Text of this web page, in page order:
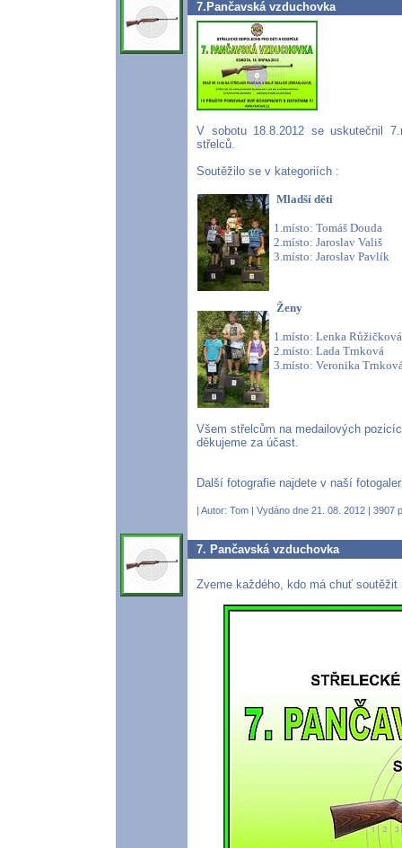
7.Pančavská vzduchovka
V sobotu 18.8.2012 se uskutečnil
střelců.
Soutěžilo se v kategoriích :
Mladší děti
1.místo: Tomáš Douda
2.místo: Jaroslav Vališ
3.místo: Jaroslav Pavlík
Ženy
1.místo: Lenka
2.místo: Lada Trnková
3.místo: Veronika
Všem střelcům na medailových
děkujeme za účast.
Další fotografie najdete v naší
| Autor: Tom | Vydáno dne 21. 08. 2012 | 3907
7. Pančavská vzduchovka
Zveme každého, kdo má chuť